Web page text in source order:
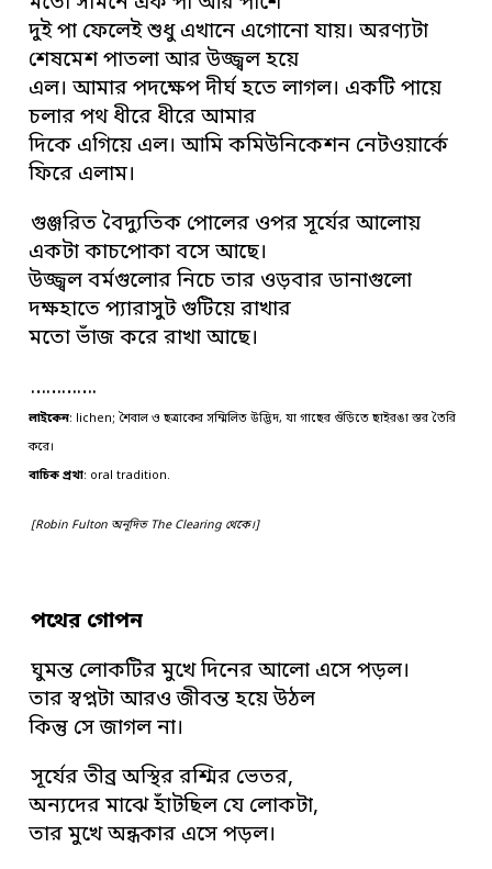
দুই পা ফেলেই শুধু এখানে এগোনো যায়। অরণ্যটা
শেষমেশ পাতলা আর উজ্জ্বল হয়ে
এল। আমার পদক্ষেপ দীর্ঘ হতে লাগল। একটি পায়ে
চলার পথ ধীরে ধীরে আমার
দিকে এগিয়ে এল। আমি কমিউনিকেশন নেটওয়ার্কে
ফিরে এলাম।
গুঞ্জরিত বৈদ্যুতিক পোলের ওপর সূর্যের আলোয়
একটা কাচপোকা বসে আছে।
উজ্জ্বল বর্মগুলোর নিচে তার ওড়বার ডানাগুলো
দক্ষহাতে প্যারাসুট গুটিয়ে রাখার
মতো ভাঁজ করে রাখা আছে।
………….
লাইকেন: lichen; শৈবাল ও ছত্রাকের সম্মিলিত উদ্ভিদ, যা গাছের গুঁড়িতে ছাইরঙা স্তর তৈরি
করে।
বাচিক প্রথা: oral tradition.
[Robin Fulton অনূদিত The Clearing থেকে।]
পথের গোপন
ঘুমন্ত লোকটির মুখে দিনের আলো এসে পড়ল।
তার স্বপ্নটা আরও জীবন্ত হয়ে উঠল
কিন্তু সে জাগল না।
সূর্যের তীব্র অস্থির রশ্মির ভেতর,
অন্যদের মাঝে হাঁটছিল যে লোকটা,
তার মুখে অন্ধকার এসে পড়ল।